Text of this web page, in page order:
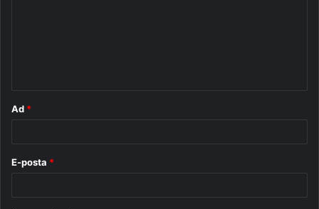
Ad *
E-posta *